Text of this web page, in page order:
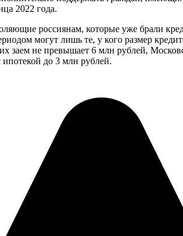
2022 года.
россиянам, которые уже брали
могут лишь те, у кого размер
заем не превышает 6 млн рублей,
до 3 млн рублей.